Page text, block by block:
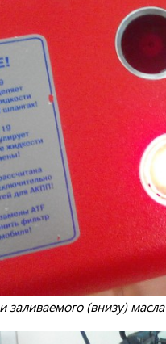
заливаемого (внизу) масла